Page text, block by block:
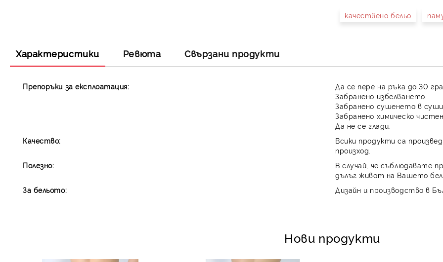
качествено бельо
Характеристики Ревюта Свързани продукти
Препоръки за експлоатация:
Да се пере на ръка до 30
Забранено избелването.
Забранено сушенето в
Забранено химическо
Да не се глади.
Качество:
Всики продукти са
произход.
Полезно:
В случай, че съблюдавате
дълъг живот на Вашето
За бельото:
Дизайн и производство в
Нови продукти